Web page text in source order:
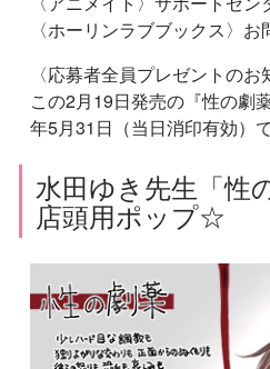
〈ホーリンラブブックス〉
〈応募者全員プレゼントのお
この2月19日発売の『性の劇
年5月31日（当日消印有効）
水田ゆき先生「性
店頭用ポップ☆